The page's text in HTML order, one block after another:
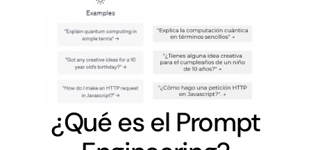
¿Qué es el Prompt